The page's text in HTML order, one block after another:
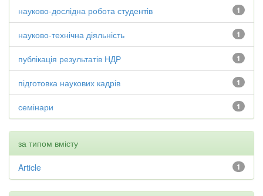
1
науково-дослідна робота студентів
1
науково-технічна діяльність
1
публікація результатів НДР
1
підготовка наукових кадрів
1
семінари
за типом вмісту
1
Article